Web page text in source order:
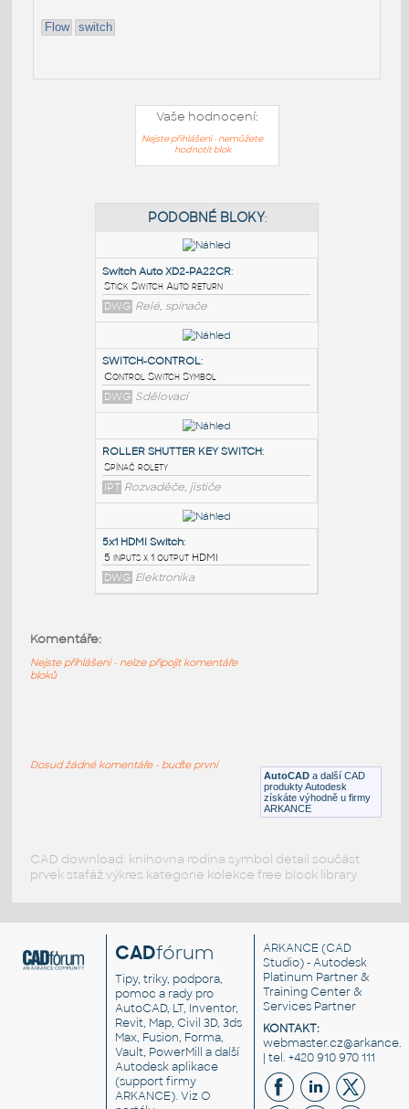
Flow switch
Vaše hodnocení:
Nejste přihlášeni - nemůžete
hodnotit blok
PODOBNÉ BLOKY:
Switch Auto XD2-PA22CR:
Stick Switch Auto return
DWG Relé, spínače
SWITCH-CONTROL
Control Switch Symbol
DWG Sdělovací
IPT Rozvaděče, jističe
DWG
Elektronika AutoCAD a další CAD
produkty Autodesk
získáte výhodně u firmy
ARKANCE
Komentáře:
Nejste přihlášeni - nelze připojit komentáře
bloků
Dosud žádné komentáře - buďte první
CAD download: knihovna rodina symbol detail součást
prvek stafáž výkres kategorie kolekce free block library
CADfórum
Tipy, triky, podpora,
pomoc a rady pro
AutoCAD, LT, Inventor,
Revit, Map, Civil 3D, 3ds
Max, Fusion, Forma,
Vault, PowerMill a další
Autodesk aplikace
(support firmy
ARKANCE). VizO
ARKANCE (CAD
Studio) - Autodesk
Platinum Partner &
Training Center &
Services Partner
KONTAKT:
| tel. +420 910 970 111